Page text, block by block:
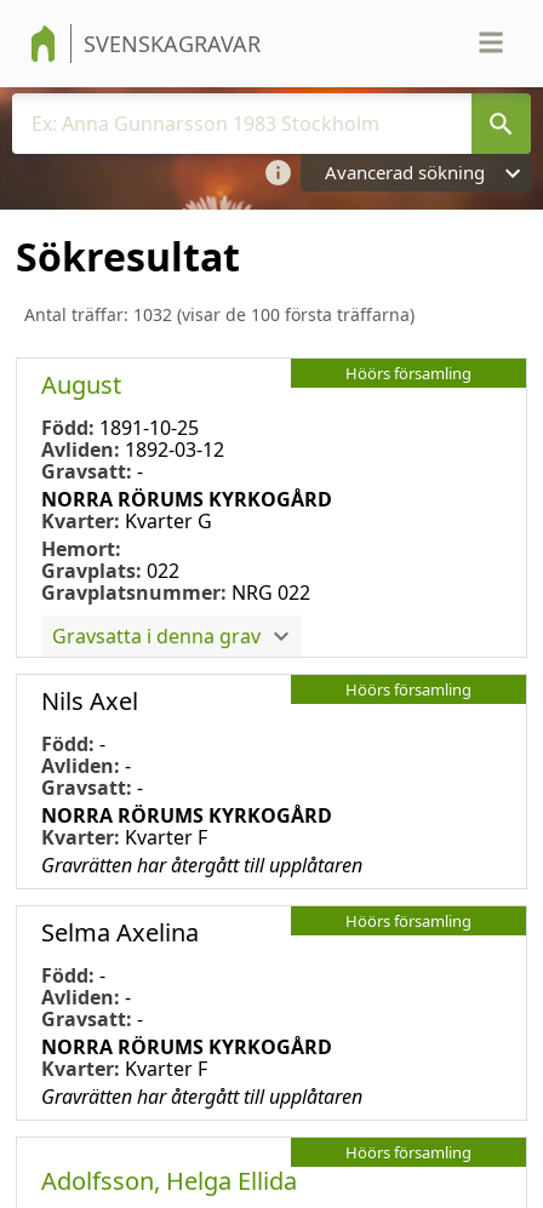
SVENSKAGRAVAR
Avancerad sökning
Sökresultat
Antal träffar: 1032 (visar de 100 första träffarna)
Höörs församling
August
Född: 1891-10-25
Avliden: 1892-03-12
Gravsatt: -
NORRA RÖRUMS KYRKOGÅRD
Kvarter: Kvarter G
Hemort:
Gravplats: 022
Gravplatsnummer: NRG 022
Gravsatta i denna grav
Höörs församling
Nils Axel
Född: -
Avliden: -
Gravsatt: -
NORRA RÖRUMS KYRKOGÅRD
Kvarter: Kvarter F
Gravrätten har återgått till upplåtaren
Höörs församling
Selma Axelina
Född: -
Avliden: -
Gravsatt: -
NORRA RÖRUMS KYRKOGÅRD
Kvarter: Kvarter F
Gravrätten har återgått till upplåtaren
Höörs församling
Adolfsson, Helga Ellida